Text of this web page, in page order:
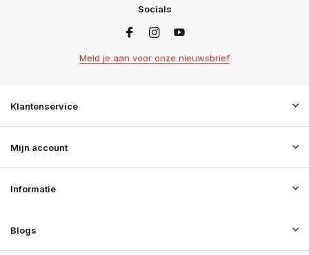
Socials
Meld je aan voor onze nieuwsbrief
Klantenservice
Mijn account
Informatie
Blogs